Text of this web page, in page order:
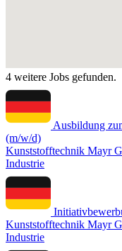
4 weitere Jobs gefunden.
Ausbildung
(m/w/d)
Kunststofftechnik Mayr
Industrie
Kunststofftechnik Mayr
Industrie